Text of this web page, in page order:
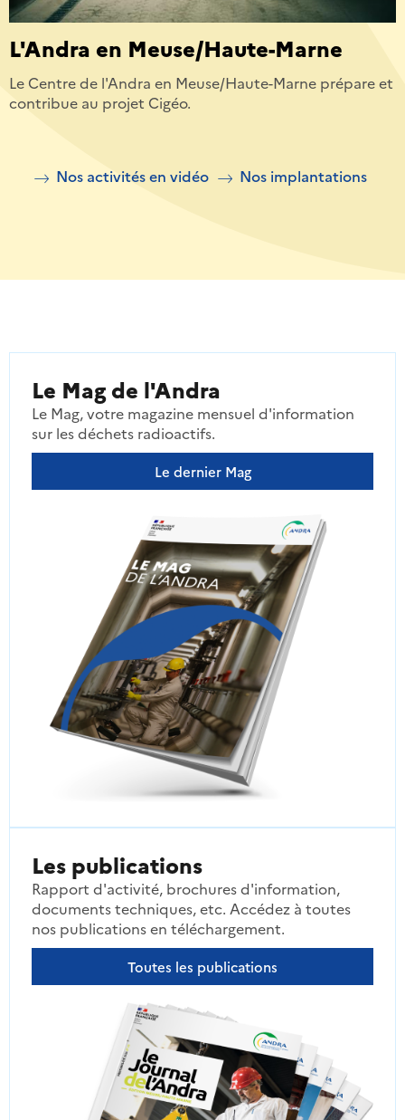
L'Andra en Meuse/Haute-Marne
Le Centre de l'Andra en Meuse/Haute-Marne prépare et
contribue au projet Cigéo.
Nos activités en vidéo Nos implantations
Le Mag de l'Andra
Le Mag, votre magazine mensuel d'information
sur les déchets radioactifs.
Le dernier Mag
Les publications
Rapport d'activité, brochures d'information,
documents techniques, etc. Accédez à toutes
nos publications en téléchargement.
Toutes les publications